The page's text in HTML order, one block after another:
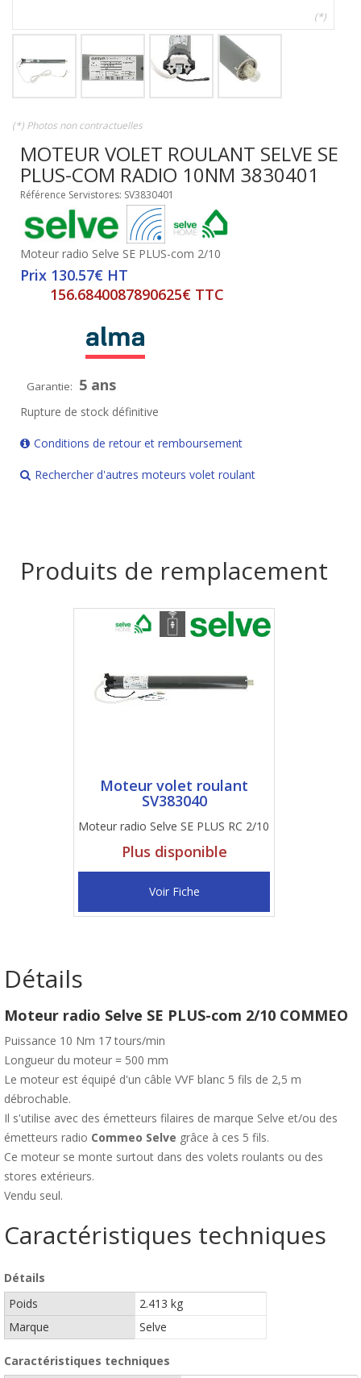
(*)
(*) Photos non contractuelles
MOTEUR VOLET ROULANT SELVE SE
PLUS-COM RADIO 10NM 3830401
Référence Servistores: SV3830401
Moteur radio Selve SE PLUS-com 2/10
Prix 130.57€ HT
156.6840087890625€ TTC
Garantie: 5 ans
Rupture de stock définitive
Conditions de retour et remboursement
Rechercher d'autres moteurs volet roulant
Produits de remplacement
Moteur volet roulant
SV383040
Moteur radio Selve SE PLUS RC 2/10
Plus disponible
Voir Fiche
Détails
Moteur radio Selve SE PLUS-com 2/10 COMMEO
Puissance 10 Nm 17 tours/min
Longueur du moteur = 500 mm
Le moteur est équipé d'un câble VVF blanc 5 fils de 2,5 m
débrochable.
Il s'utilise avec des émetteurs filaires de marque Selve et/ou des
émetteurs radio Commeo Selve grâce à ces 5 fils.
Ce moteur se monte surtout dans des volets roulants ou des
stores extérieurs.
Vendu seul.
Caractéristiques techniques
Détails
Poids
2.413 kg
Marque
Selve
Caractéristiques techniques